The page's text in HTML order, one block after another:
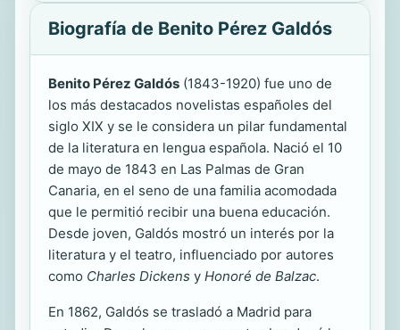
Biografía de Benito Pérez Galdós
Benito Pérez Galdós (1843-1920) fue uno de
los más destacados novelistas españoles del
siglo XIX y se le considera un pilar fundamental
de la literatura en lengua española. Nació el 10
de mayo de 1843 en Las Palmas de Gran
Canaria, en el seno de una familia acomodada
que le permitió recibir una buena educación.
Desde joven, Galdós mostró un interés por la
literatura y el teatro, influenciado por autores
como Charles Dickens y Honoré de Balzac.
En 1862, Galdós se trasladó a Madrid para